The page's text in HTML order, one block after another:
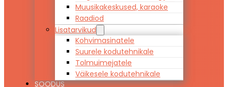
Muusikakeskused, karaoke
Raadiod
Lisatarvikud
Kohvimasinatele
Suurele kodutehnikale
Tolmuimejatele
Väikesele kodutehnikale
SOODUS